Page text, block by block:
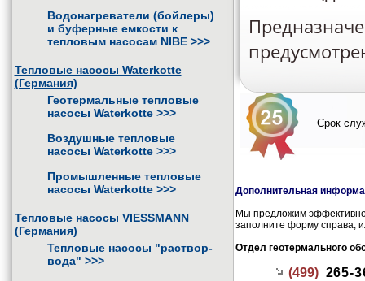
Водонагреватели (бойлеры)
и буферные емкости к
тепловым насосам NIBE >>>
Тепловые насосы Waterkotte
(Германия)
Геотермальные тепловые
насосы Waterkotte >>>
Воздушные тепловые
насосы Waterkotte >>>
Промышленные тепловые
насосы Waterkotte >>>
Тепловые насосы VIESSMANN
(Германия)
Тепловые насосы "раствор-
вода" >>>
Срок
Дополнительная
Мы предложим
заполните форму справа,
Отдел геотермального
(499) 265-